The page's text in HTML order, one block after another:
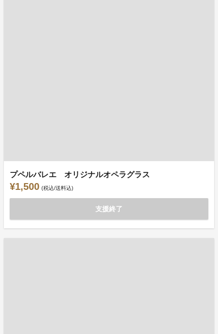
プペルバレエ オリジナルオペラグラス
¥1,500 (税込/送料込)
支援終了